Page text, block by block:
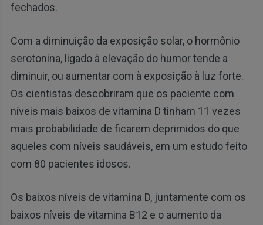
fechados.
Com a diminuição da exposição solar, o hormônio
serotonina, ligado à elevação do humor tende a
diminuir, ou aumentar com à exposição à luz forte.
Os cientistas descobriram que os paciente com
níveis mais baixos de vitamina D tinham 11 vezes
mais probabilidade de ficarem deprimidos do que
aqueles com níveis saudáveis, em um estudo feito
com 80 pacientes idosos.
Os baixos níveis de vitamina D, juntamente com os
baixos níveis de vitamina B12 e o aumento da